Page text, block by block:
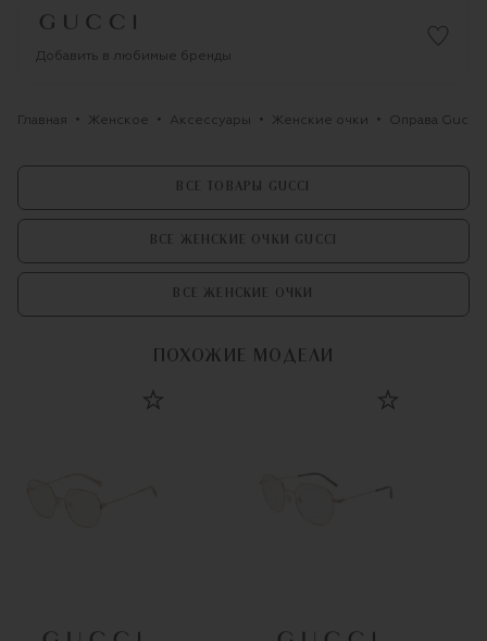
Добавить в любимые бренды
Главная Женское Аксессуары Женские очки Оправа Gucci
ВСЕ ТОВАРЫ GUCCI
ВСЕ ЖЕНСКИЕ ОЧКИ GUCCI
ВСЕ ЖЕНСКИЕ ОЧКИ
ПОХОЖИЕ МОДЕЛИ